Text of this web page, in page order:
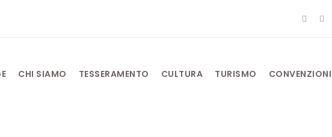
CHI SIAMO TESSERAMENTO CULTURA TURISMO CONVENZIONI